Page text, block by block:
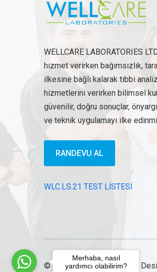
WELLCARE LABORATORIES
hizmet verirken bağımsızlık,
ilkesine bağlı kalarak tıbbi
hizmetlerini verirken bilimsel
güvenilir, doğru sonuçlar,
ve teknik uygulamayı ilke
RANDEVU AL
WLC.LS.21 TEST LİSTESİ
© Powered & Designed by
Merhaba, nasıl
yardımcı olabilirim?